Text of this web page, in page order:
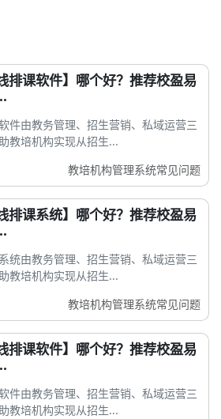
排课软件】哪个好？推荐校盈易
件由教务管理、招生营销、私域运营三
教培机构实现从招生...
教培机构管理系统常见问题
排课系统】哪个好？推荐校盈易
统由教务管理、招生营销、私域运营三
教培机构实现从招生...
教培机构管理系统常见问题
排课软件】哪个好？推荐校盈易
件由教务管理、招生营销、私域运营三
教培机构实现从招生...